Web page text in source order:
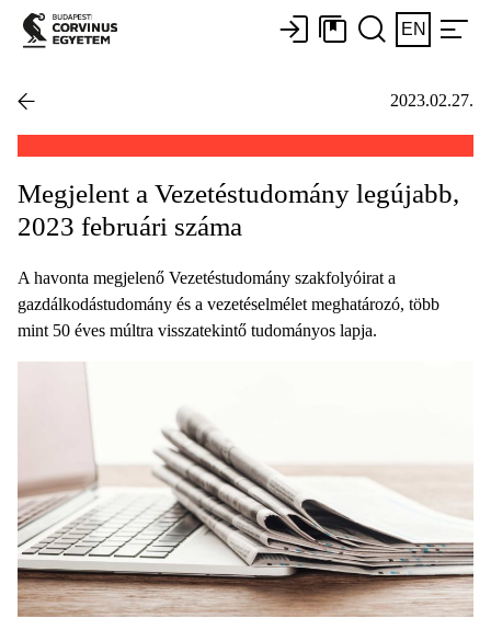
EN
2023.02.27.
Megjelent a Vezetéstudomány legújabb,
2023 februári száma
A havonta megjelenő Vezetéstudomány szakfolyóirat a
gazdálkodástudomány és a vezetéselmélet meghatározó, több
mint 50 éves múltra visszatekintő tudományos lapja.